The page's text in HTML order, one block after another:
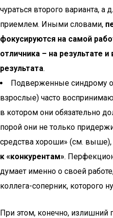
чураться второго варианта, а
приемлем. Иными словами,
фокусируются на самой
отличника – на результате и
результата.
Подверженные синдрому
взрослые) часто
в котором они обязательно
порой они не только
средства хороши» (см. выше),
к «конкурентам».
думает именно о своей
коллега-соперник, которого
При этом, конечно,